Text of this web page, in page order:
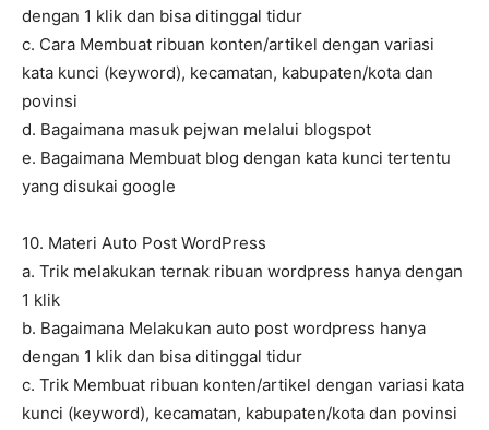
dengan 1 klik dan bisa ditinggal tidur
c. Cara Membuat ribuan konten/artikel dengan variasi
kata kunci (keyword), kecamatan, kabupaten/kota dan
povinsi
d. Bagaimana masuk pejwan melalui blogspot
e. Bagaimana Membuat blog dengan kata kunci tertentu
yang disukai google
10. Materi Auto Post WordPress
a. Trik melakukan ternak ribuan wordpress hanya dengan
1 klik
b. Bagaimana Melakukan auto post wordpress hanya
dengan 1 klik dan bisa ditinggal tidur
c. Trik Membuat ribuan konten/artikel dengan variasi kata
kunci (keyword), kecamatan, kabupaten/kota dan povinsi